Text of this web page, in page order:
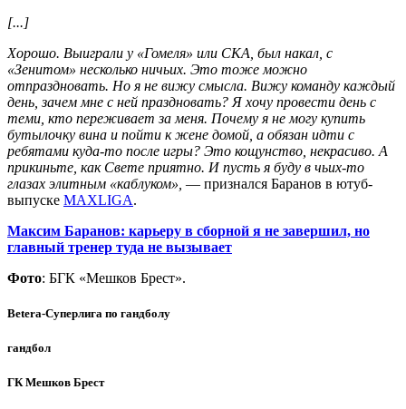
[...]
Хорошо. Выиграли у «Гомеля» или СКА, был накал, с
«Зенитом» несколько ничьих. Это тоже можно
отпраздновать. Но я не вижу смысла. Вижу команду каждый
день, зачем мне с ней праздновать? Я хочу провести день с
теми, кто переживает за меня. Почему я не могу купить
бутылочку вина и пойти к жене домой, а обязан идти с
ребятами куда-то после игры? Это кощунство, некрасиво. А
прикиньте, как Свете приятно. И пусть я буду в чьих-то
глазах элитным «каблуком», — признался Баранов в ютуб-
выпуске MAXLIGA.
Максим Баранов: карьеру в сборной я не завершил, но
главный тренер туда не вызывает
Фото: БГК «Мешков Брест».
Betera-Суперлига по гандболу
гандбол
ГК Мешков Брест